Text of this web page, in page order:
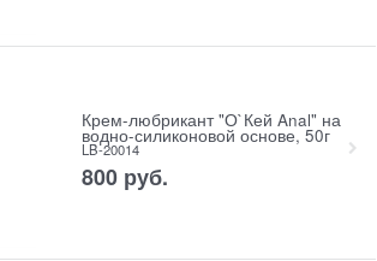
Крем-любрикант "О`Кей Anal" на
водно-силиконовой основе, 50г
LB-20014
800 руб.